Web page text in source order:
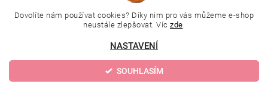
L.C.P. Paris |
Online kosmetické kurzy | Kozmetickyobchod.sk
cookies
Dovolíte nám používat cookies? Díky nim pro vás můžeme e-shop
neustále zlepšovat. Víc zde.
NASTAVENÍ
SOUHLASÍM